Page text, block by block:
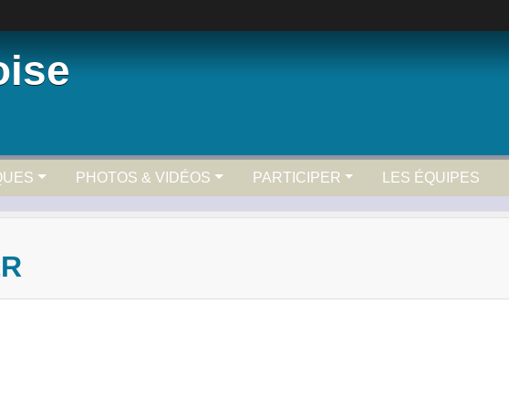
PHOTOS & VIDÉOS PARTICIPER LES ÉQUIPES